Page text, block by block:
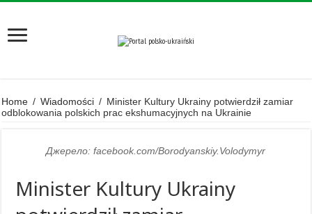
Home / Wiadomości / Minister Kultury Ukrainy potwierdził zamiar
odblokowania polskich prac ekshumacyjnych na Ukrainie
Джерело: facebook.com/Borodyanskiy.Volodymyr
Minister Kultury Ukrainy